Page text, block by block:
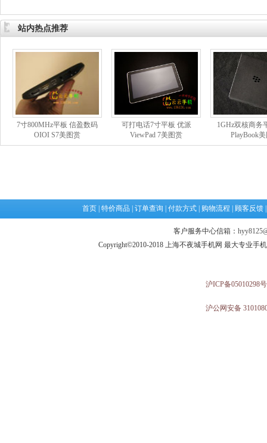
站内热点推荐
7寸800MHz平板 信盈数码
OIOI S7美图赏
可打电话7寸平板 优派
ViewPad 7美图赏
1GHz双核商务
PlayBook
首页 特价商品 订单查询 付款方式 购物流程 顾客反馈
客户服务中心信箱：
Copyright©2010-2018 上海不夜城手机网 最大专业手
沪ICP备05010298号
沪公网安备